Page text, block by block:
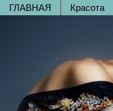
ГЛАВНАЯ Красота